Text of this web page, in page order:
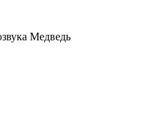
Медведь